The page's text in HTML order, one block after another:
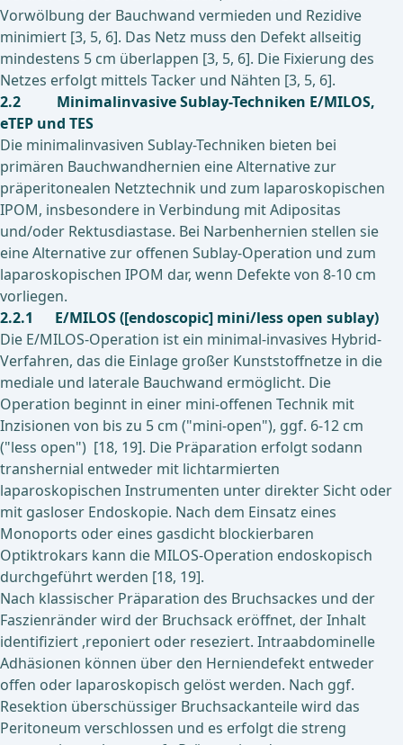
Vorwölbung der Bauchwand vermieden und Rezidive
minimiert [3, 5, 6]. Das Netz muss den Defekt allseitig
mindestens 5 cm überlappen [3, 5, 6]. Die Fixierung des
Netzes erfolgt mittels Tacker und Nähten [3, 5, 6].
2.2 Minimalinvasive Sublay-Techniken E/MILOS,
eTEP und TES
Die minimalinvasiven Sublay-Techniken bieten bei
primären Bauchwandhernien eine Alternative zur
präperitonealen Netztechnik und zum laparoskopischen
IPOM, insbesondere in Verbindung mit Adipositas
und/oder Rektusdiastase. Bei Narbenhernien stellen sie
eine Alternative zur offenen Sublay-Operation und zum
laparoskopischen IPOM dar, wenn Defekte von 8-10 cm
vorliegen.
2.2.1 E/MILOS ([endoscopic] mini/less open sublay)
Die E/MILOS-Operation ist ein minimal-invasives Hybrid-
Verfahren, das die Einlage großer Kunststoffnetze in die
mediale und laterale Bauchwand ermöglicht. Die
Operation beginnt in einer mini-offenen Technik mit
Inzisionen von bis zu 5 cm ("mini-open"), ggf. 6-12 cm
("less open") [18, 19]. Die Präparation erfolgt sodann
transhernial entweder mit lichtarmierten
laparoskopischen Instrumenten unter direkter Sicht oder
mit gasloser Endoskopie. Nach dem Einsatz eines
Monoports oder eines gasdicht blockierbaren
Optiktrokars kann die MILOS-Operation endoskopisch
durchgeführt werden [18, 19].
Nach klassischer Präparation des Bruchsackes und der
Faszienränder wird der Bruchsack eröffnet, der Inhalt
identifiziert ,reponiert oder reseziert. Intraabdominelle
Adhäsionen können über den Herniendefekt entweder
offen oder laparoskopisch gelöst werden. Nach ggf.
Resektion überschüssiger Bruchsackanteile wird das
Peritoneum verschlossen und es erfolgt die streng